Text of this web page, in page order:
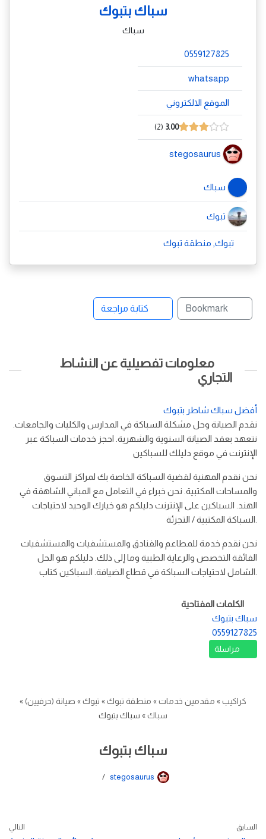
سباك بتبوك
سباك
0559127825
whatsapp
الموقع الالكتروني
3.00
2
stegosaurus
سباك
تبوك
تبوك, منطقة تبوك
Bookmark كتابة مراجعة
معلومات تفصيلية عن النشاط
التجاري
أفضل سباك شاطر بتبوك
نقدم الصيانة وحل مشكلة السباكة في المدارس والكليات والجامعات.
نتعهد بعقد الصيانة السنوية والشهرية. احجز خدمات السباكة عبر
الإنترنت في موقع دليلك للسباكين
نحن نقدم المهنية لقضية السباكة الخاصة بك لمراكز التسوق
والمساحات المكتبية. نحن خبراء في التعامل مع المباني الشاهقة في
الهند. السباكين على الإنترنت دليلكم هو خيارك الوحيد لاحتياجات
نحن نقدم خدمة للمطاعم والفنادق والمستشفيات والمستشفيات
الفائقة التخصص والرعاية الطبية وما إلى ذلك. دليلكم هو الحل
الكلمات المفتاحية
سباك بتبوك
0559127825
مراسلة
كراكيب» مقدمين خدمات» منطقة تبوك» تبوك» صيانة (حرفيين)»
سباك» سباك بتبوك
سباك بتبوك
stegosaurus
السابق التالي